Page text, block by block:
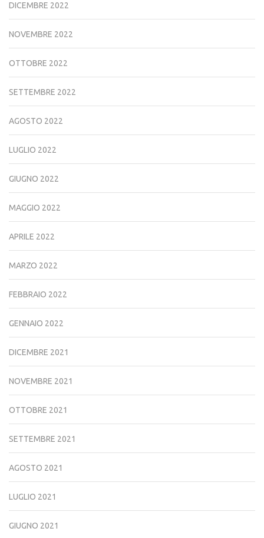
DICEMBRE 2022
NOVEMBRE 2022
OTTOBRE 2022
SETTEMBRE 2022
AGOSTO 2022
LUGLIO 2022
GIUGNO 2022
MAGGIO 2022
APRILE 2022
MARZO 2022
FEBBRAIO 2022
GENNAIO 2022
DICEMBRE 2021
NOVEMBRE 2021
OTTOBRE 2021
SETTEMBRE 2021
AGOSTO 2021
LUGLIO 2021
GIUGNO 2021